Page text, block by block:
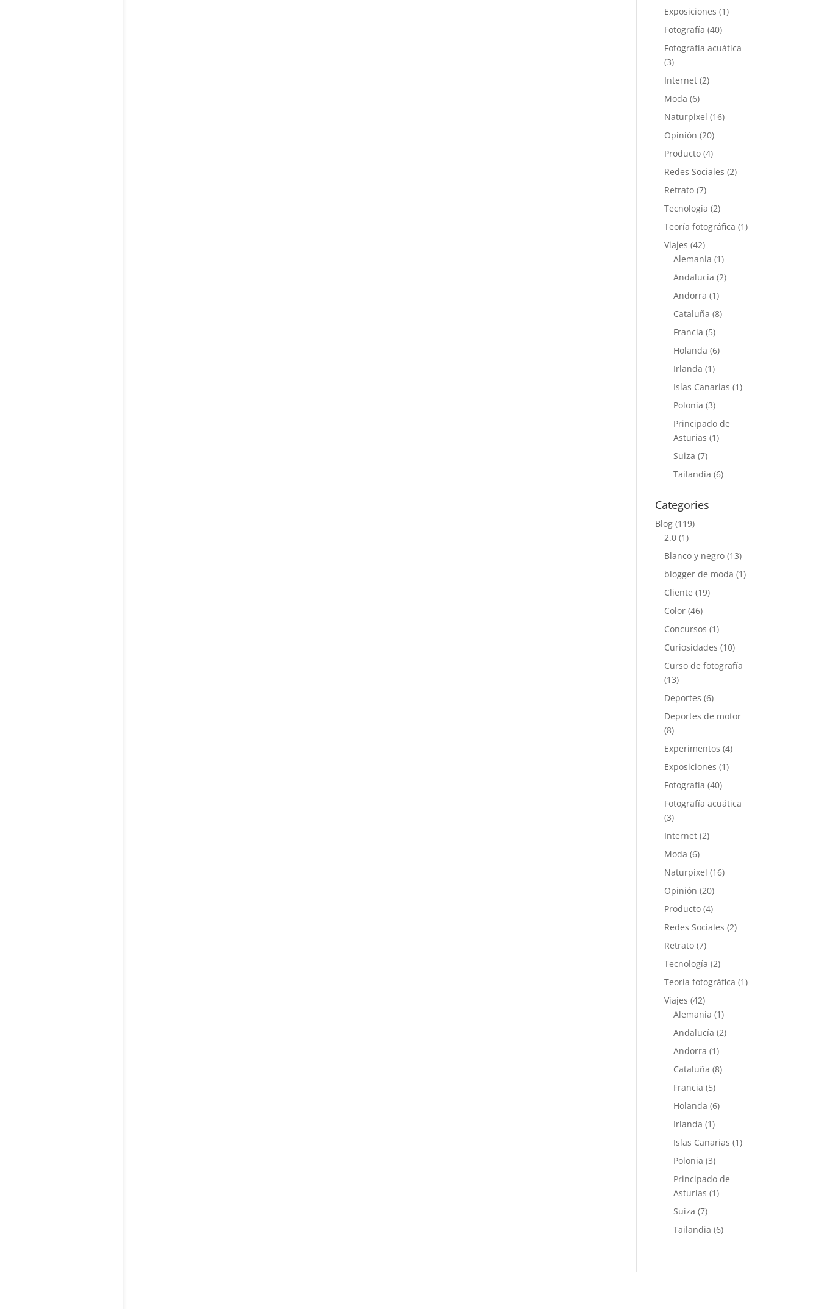
Exposiciones (1)
Fotografía (40)
Fotografía acuática
(3)
Internet (2)
Moda (6)
Naturpixel (16)
Opinión (20)
Producto (4)
Redes Sociales (2)
Retrato (7)
Tecnología (2)
Teoría fotográfica (1)
Viajes (42)
Alemania (1)
Andalucía (2)
Andorra (1)
Cataluña (8)
Francia (5)
Holanda (6)
Irlanda (1)
Islas Canarias (1)
Polonia (3)
Principado de
Asturias (1)
Suiza (7)
Tailandia (6)
Categories
Blog (119)
2.0 (1)
Blanco y negro (13)
blogger de moda (1)
Cliente (19)
Color (46)
Concursos (1)
Curiosidades (10)
Curso de fotografía
(13)
Deportes (6)
Deportes de motor
(8)
Experimentos (4)
Exposiciones (1)
Fotografía (40)
Fotografía acuática
(3)
Internet (2)
Moda (6)
Naturpixel (16)
Opinión (20)
Producto (4)
Redes Sociales (2)
Retrato (7)
Tecnología (2)
Teoría fotográfica (1)
Viajes (42)
Alemania (1)
Andalucía (2)
Andorra (1)
Cataluña (8)
Francia (5)
Holanda (6)
Irlanda (1)
Islas Canarias (1)
Polonia (3)
Principado de
Asturias (1)
Suiza (7)
Tailandia (6)